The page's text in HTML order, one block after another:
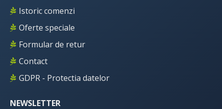
Istoric comenzi
Oferte speciale
Formular de retur
Contact
GDPR - Protectia datelor
NEWSLETTER